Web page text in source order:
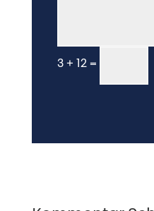
3 + 12=